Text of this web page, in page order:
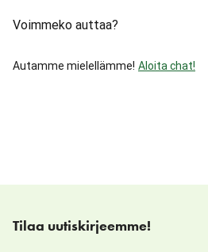
Voimmeko auttaa?
Autamme mielellämme! Aloita chat!
Tilaa uutiskirjeemme!